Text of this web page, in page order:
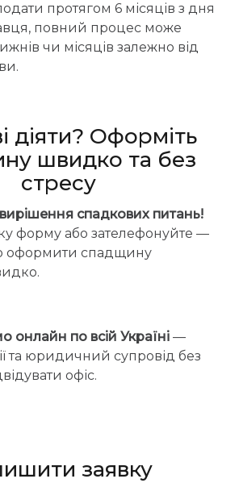
протягом 6 місяців з дня
повний процес може
чи місяців залежно від
діяти? Оформіть
швидко та без
стресу
спадкових питань!
форму або зателефонуйте —
оформити спадщину
онлайн по всій Україні —
та юридичний супровід без
офіс.
заявку